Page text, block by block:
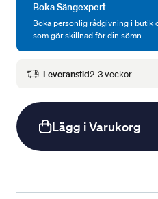
Boka Sängexpert
Boka personlig rådgivning i butik
som gör skillnad för din sömn.
Leveranstid2-3 veckor
Lägg i Varukorg